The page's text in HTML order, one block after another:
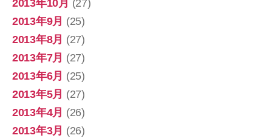
2013年10月 (27)
2013年9月 (25)
2013年8月 (27)
2013年7月 (27)
2013年6月 (25)
2013年5月 (27)
2013年4月 (26)
2013年3月 (26)